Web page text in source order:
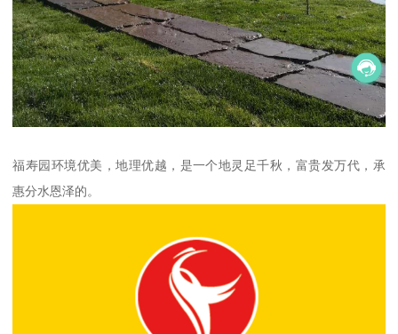
福寿园环境优美，地理优越，是一个地灵足千秋，富贵发万代，承
惠分水恩泽的。